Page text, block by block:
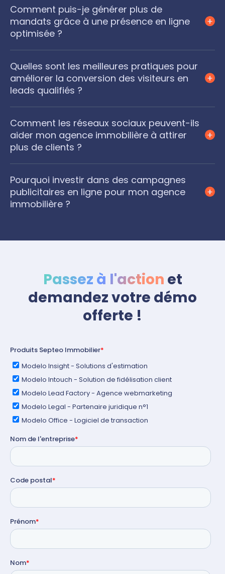
Comment puis-je générer plus de
mandats grâce à une présence en ligne
optimisée ?
Quelles sont les meilleures pratiques pour
améliorer la conversion des visiteurs en
leads qualifiés ?
Comment les réseaux sociaux peuvent-ils
aider mon agence immobilière à attirer
plus de clients ?
Pourquoi investir dans des campagnes
publicitaires en ligne pour mon agence
immobilière ?
Passez à l'action et
demandez votre démo
offerte !